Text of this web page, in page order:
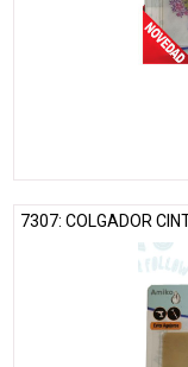
7307: COLGADOR